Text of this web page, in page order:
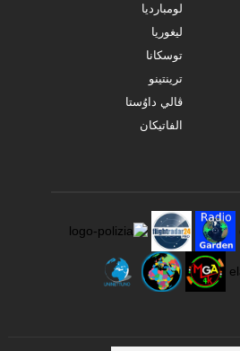
لومبارديا
ليغوريا
توسكانا
ترينتينو
ڤالي داوُستا
الفاتيكان